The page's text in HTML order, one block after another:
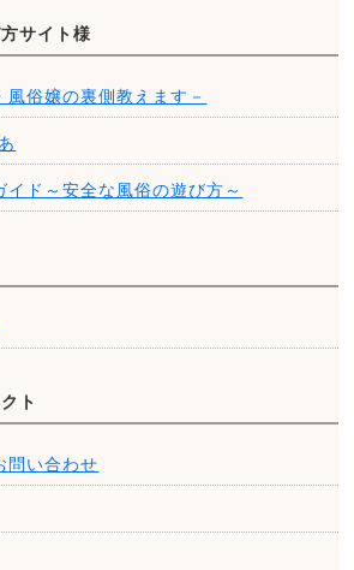
サイト様
俗嬢の裏側教えます－
イド～安全な風俗の遊び方～
ト
問い合わせ